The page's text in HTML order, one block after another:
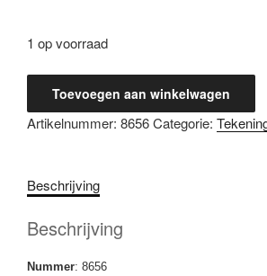
1 op voorraad
8656
Zonder
Titel
Toevoegen aan winkelwagen
Artikelnummer: 8656Categorie:
Beschrijving
Beschrijving
Nummer: 8656